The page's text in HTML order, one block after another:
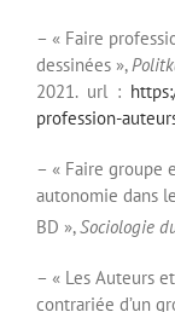
– « Faire
dessinées »,
2021. url :
profession-
– « Faire groupe
autonomie dans
BD »,Sociologie
– « Les Auteurs
contrariée d’un